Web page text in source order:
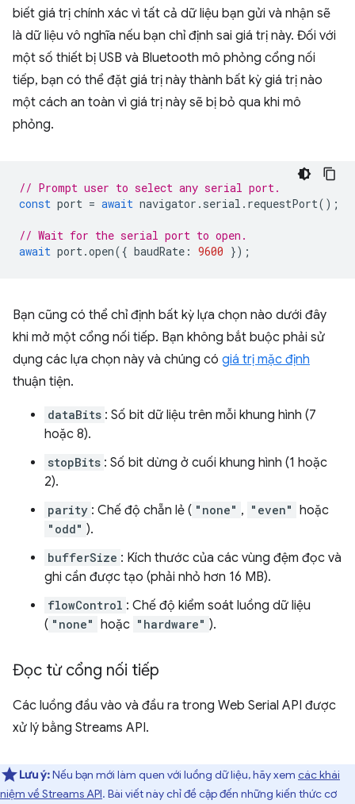
biết giá trị chính xác vì tất cả dữ liệu bạn gửi và nhận sẽ
là dữ liệu vô nghĩa nếu bạn chỉ định sai giá trị này. Đối với
một số thiết bị USB và Bluetooth mô phỏng cổng nối
tiếp, bạn có thể đặt giá trị này thành bất kỳ giá trị nào
một cách an toàn vì giá trị này sẽ bị bỏ qua khi mô
phỏng.
// Prompt user to select any serial port.
const port = await navigator . serial . requestPort();
// Wait for the serial port to open.
await port.open({ baudRate : 9600 });
Bạn cũng có thể chỉ định bất kỳ lựa chọn nào dưới đây
khi mở một cổng nối tiếp. Bạn không bắt buộc phải sử
dụng các lựa chọn này và chúng có giá trị mặc định
thuận tiện.
dataBits : Số bit dữ liệu trên mỗi khung hình (7
hoặc 8).
stopBits : Số bit dừng ở cuối khung hình (1 hoặc
2).
parity : Chế độ chẵn lẻ ( "none" , "even" hoặc
"odd" ).
bufferSize : Kích thước của các vùng đệm đọc và
ghi cần được tạo (phải nhỏ hơn 16 MB).
flowControl : Chế độ kiểm soát luồng dữ liệu
( "none" hoặc "hardware" ).
Đọc từ cổng nối tiếp
Các luồng đầu vào và đầu ra trong Web Serial API được
xử lý bằng Streams API.
Lưu ý:Nếu bạn mới làm quen với luồng dữ liệu, hãy xem các khái
niệm về Streams API. Bài viết này chỉ đề cập đến những kiến thức cơ